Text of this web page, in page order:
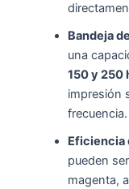
Bandeja
una
150 y 250
impresión
frecuencia.
Eficiencia
pueden
magenta,